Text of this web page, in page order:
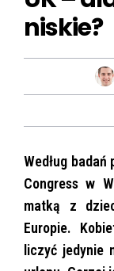
niskie?
Według
Congress w
matką z
Europie.
liczyć jedynie